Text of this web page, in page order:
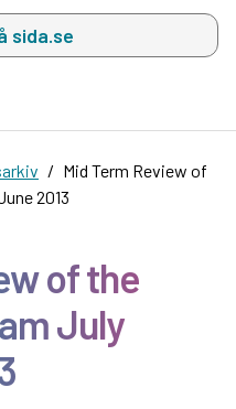
sökförslag kommer att visas
Mid Term Review of
2013
of the
July